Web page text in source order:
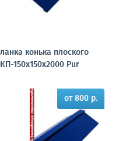
конька плоского
150х150х2000 Pur
от 800 р.